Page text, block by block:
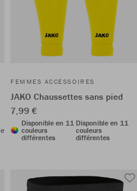
FEMMES ACCESSOIRES
JAKO Chaussettes sans pied
7,99 €
Disponible en 11
couleurs
différentes
Disponible en 11
couleurs
différentes